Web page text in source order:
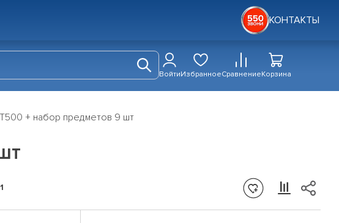
КОНТАКТЫ
ВойтиИзбранноеСравнениеКорзина
+ набор предметов 9 шт